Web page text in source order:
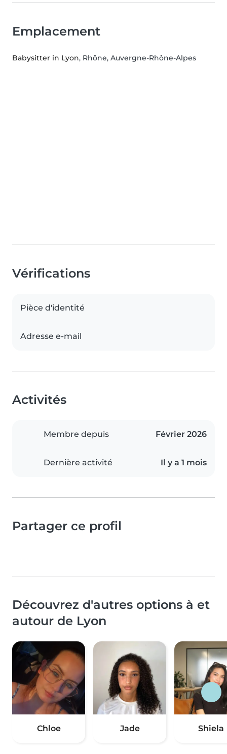
Emplacement
Babysitter in Lyon, Rhône, Auvergne-Rhône-Alpes
Vérifications
Pièce d'identité
Adresse e-mail
Activités
Membre depuis Février 2026
Dernière activité Il y a 1 mois
Partager ce profil
Découvrez d'autres options à et
autour de Lyon
Chloe Jade Shiela